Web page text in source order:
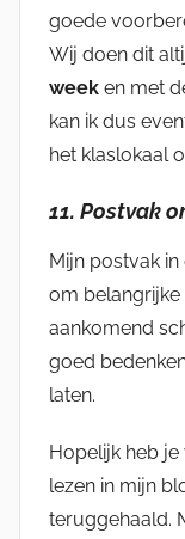
goede
Wij doen dit
week en met
kan ik dus
het klaslokaal
11. Postvak
Mijn postvak
om belangrijke
aankomend
goed
laten.
Hopelijk heb
lezen in mijn
teruggehaald.